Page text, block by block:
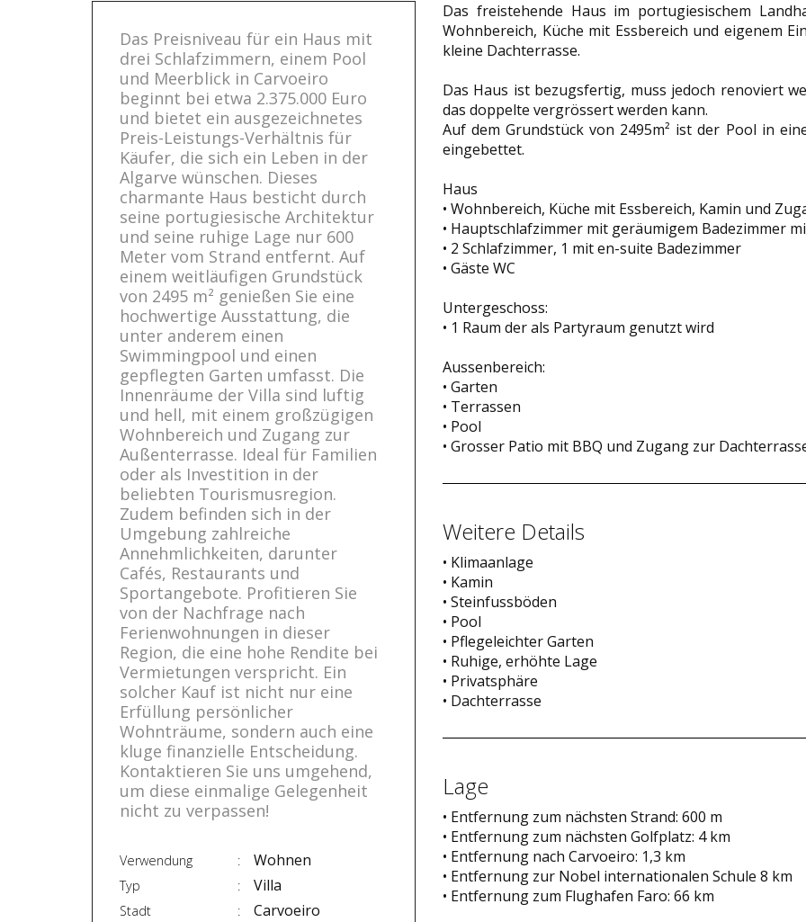
Das Preisniveau für ein Haus mit
drei Schlafzimmern, einem Pool
und Meerblick in Carvoeiro
beginnt bei etwa 2.375.000 Euro
und bietet ein ausgezeichnetes
Preis-Leistungs-Verhältnis für
Käufer, die sich ein Leben in der
Algarve wünschen. Dieses
charmante Haus besticht durch
seine portugiesische Architektur
und seine ruhige Lage nur 600
Meter vom Strand entfernt. Auf
einem weitläufigen Grundstück
von 2495 m² genießen Sie eine
hochwertige Ausstattung, die
unter anderem einen
Swimmingpool und einen
gepflegten Garten umfasst. Die
Innenräume der Villa sind luftig
und hell, mit einem großzügigen
Wohnbereich und Zugang zur
Außenterrasse. Ideal für Familien
oder als Investition in der
beliebten Tourismusregion.
Zudem befinden sich in der
Umgebung zahlreiche
Annehmlichkeiten, darunter
Cafés, Restaurants und
Sportangebote. Profitieren Sie
von der Nachfrage nach
Ferienwohnungen in dieser
Region, die eine hohe Rendite bei
Vermietungen verspricht. Ein
solcher Kauf ist nicht nur eine
Erfüllung persönlicher
Wohnträume, sondern auch eine
kluge finanzielle Entscheidung.
Kontaktieren Sie uns umgehend,
um diese einmalige Gelegenheit
nicht zu verpassen!
Verwendung Wohnen
Typ Villa
Stadt Carvoeiro
Das freistehende Haus im portugiesischem
Wohnbereich, Küche mit Essbereich und eigenem
kleine Dachterrasse.
Das Haus ist bezugsfertig, muss jedoch renoviert
das doppelte vergrössert werden kann.
Auf dem Grundstück von 2495m² ist der Pool in
eingebettet.
Haus
• Wohnbereich, Küche mit Essbereich, Kamin und
• Hauptschlafzimmer mit geräumigem Badezimmer
• 2 Schlafzimmer, 1 mit en-suite Badezimmer
• Gäste WC
Untergeschoss:
• 1 Raum der als Partyraum genutzt wird
Aussenbereich:
• Garten
• Terrassen
• Pool
• Grosser Patio mit BBQ und Zugang zur
Weitere Details
• Klimaanlage
• Kamin
• Steinfussböden
• Pool
• Pflegeleichter Garten
• Ruhige, erhöhte Lage
• Privatsphäre
• Dachterrasse
Lage
• Entfernung zum nächsten Strand: 600 m
• Entfernung zum nächsten Golfplatz: 4 km
• Entfernung nach Carvoeiro: 1,3 km
• Entfernung zur Nobel internationalen Schule 8 km
• Entfernung zum Flughafen Faro: 66 km